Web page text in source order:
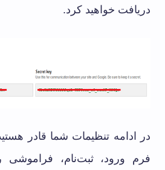
دریافت خواهید کرد.
در ادامه تنظیمات شما قادر
فرم ورود، ثبت‌نام،